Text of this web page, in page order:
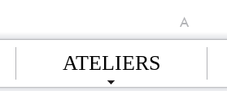
A
ATELIERS